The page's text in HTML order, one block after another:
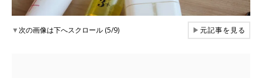
▼次の画像は下へスクロール (5/9) ▶元記事を見る